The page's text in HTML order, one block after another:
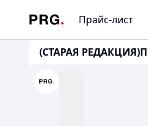
Прайс-лист
(СТАРАЯ